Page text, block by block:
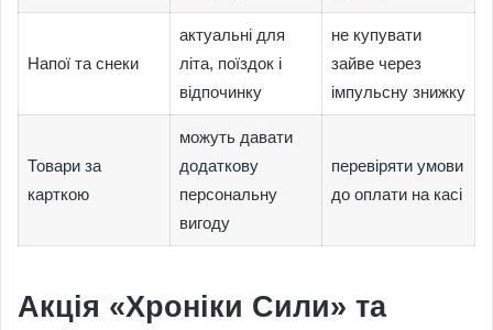
Напої та снеки
актуальні для
літа, поїздок і
відпочинку
не купувати
зайве через
імпульсну знижку
Товари за
карткою
можуть давати
додаткову
персональну
вигоду
перевіряти умови
до оплати на касі
Акція «Хроніки Сили» та